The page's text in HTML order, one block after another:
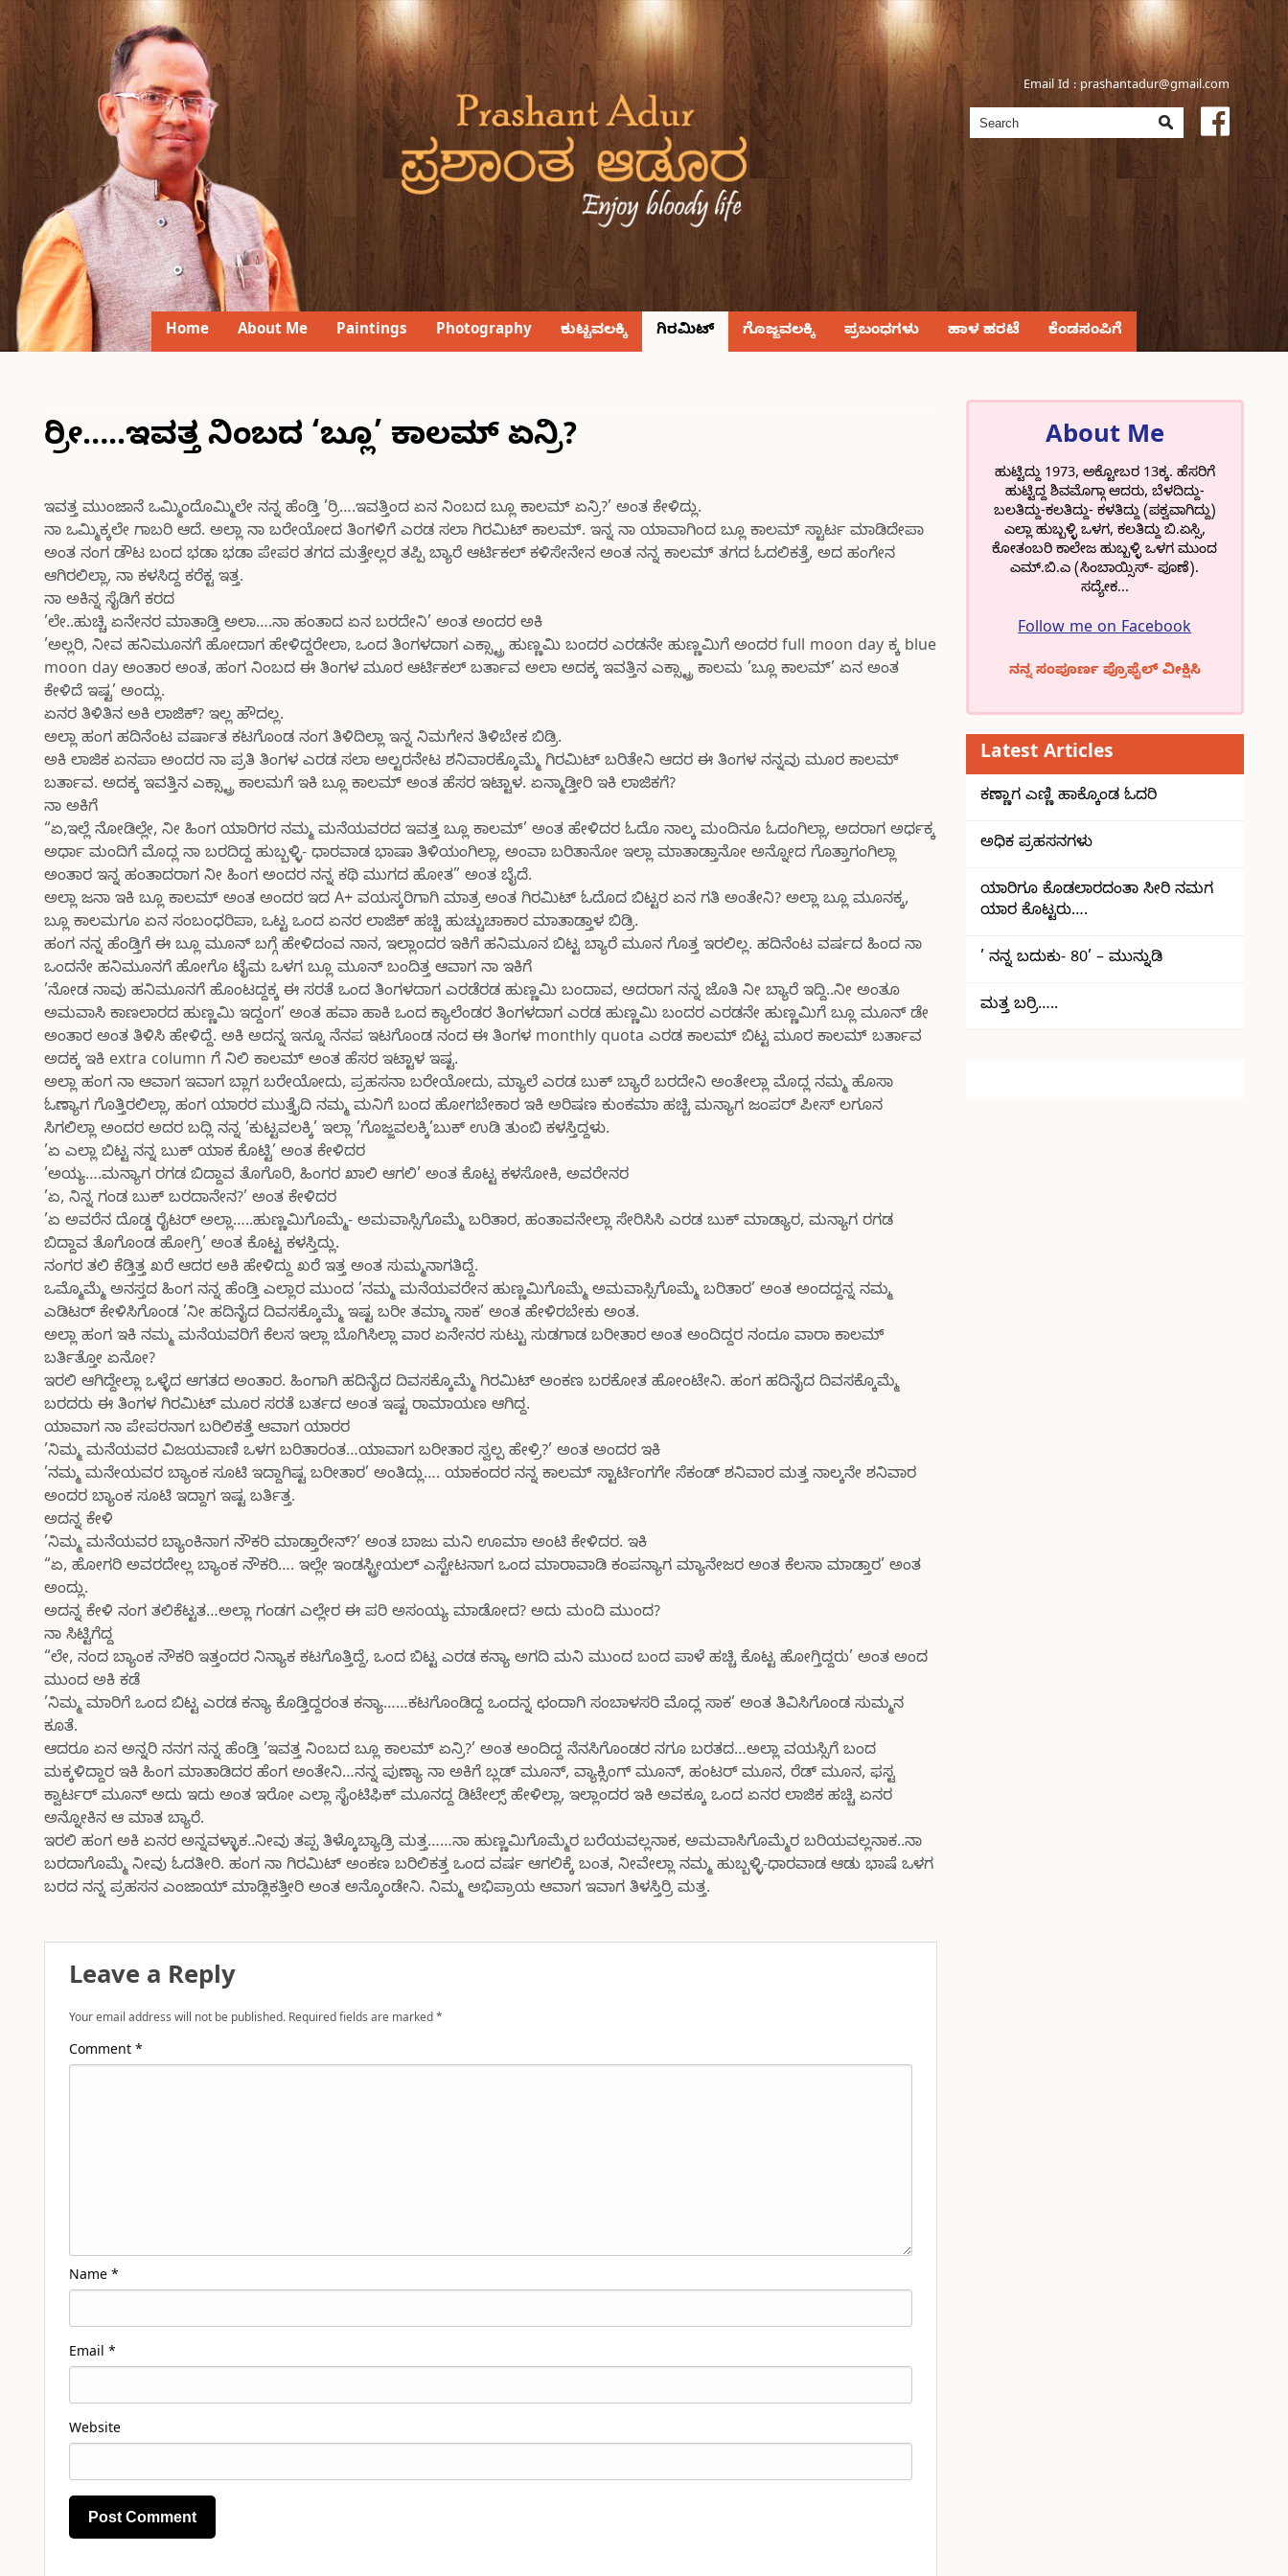
Email Id : prashantadur@gmail.com
Home About Me Paintings Photography ಕುಟ್ಟವಲಕ್ಕಿ ಗಿರಮಿಟ್ ಗೊಜ್ಜವಲಕ್ಕಿ ಪ್ರಬಂಧಗಳು ಹಾಳ ಹರಟೆ ಕೆಂಡಸಂಪಿಗೆ
ರ್ರೀ…..ಇವತ್ತ ನಿಂಬದ ‘ಬ್ಲೂ’ ಕಾಲಮ್ ಏನ್ರಿ?
ಇವತ್ತ ಮುಂಜಾನೆ ಒಮ್ಮಿಂದೊಮ್ಮಿಲೇ ನನ್ನ ಹೆಂಡ್ತಿ ’ರ್ರಿ….ಇವತ್ತಿಂದ ಏನ ನಿಂಬದ ಬ್ಲೂ ಕಾಲಮ್ ಏನ್ರಿ?’ ಅಂತ ಕೇಳಿದ್ಲು.
ನಾ ಒಮ್ಮಿಕ್ಕಲೇ ಗಾಬರಿ ಆದೆ. ಅಲ್ಲಾ ನಾ ಬರೇಯೋದ ತಿಂಗಳಿಗೆ ಎರಡ ಸಲಾ ಗಿರಮಿಟ್ ಕಾಲಮ್. ಇನ್ನ ನಾ ಯಾವಾಗಿಂದ ಬ್ಲೂ ಕಾಲಮ್ ಸ್ಟಾರ್ಟ ಮಾಡಿದೇಪಾ
ಅಂತ ನಂಗ ಡೌಟ ಬಂದ ಭಡಾ ಭಡಾ ಪೇಪರ ತಗದ ಮತ್ತೇಲ್ಲರ ತಪ್ಪಿ ಬ್ಯಾರೆ ಆರ್ಟಿಕಲ್ ಕಳಿಸೇನೇನ ಅಂತ ನನ್ನ ಕಾಲಮ್ ತಗದ ಓದಲಿಕತ್ತೆ, ಅದ ಹಂಗೇನ
ಆಗಿರಲಿಲ್ಲಾ, ನಾ ಕಳಸಿದ್ದ ಕರೆಕ್ಟ ಇತ್ತ.
ನಾ ಅಕಿನ್ನ ಸೈಡಿಗೆ ಕರದ
’ಲೇ..ಹುಚ್ಚಿ ಏನೇನರ ಮಾತಾಡ್ತಿ ಅಲಾ….ನಾ ಹಂತಾದ ಏನ ಬರದೇನಿ’ ಅಂತ ಅಂದರ ಅಕಿ
’ಅಲ್ಲರಿ, ನೀವ ಹನಿಮೂನಗೆ ಹೋದಾಗ ಹೇಳಿದ್ದರೇಲಾ, ಒಂದ ತಿಂಗಳದಾಗ ಎಕ್ಸ್ಟ್ರಾ ಹುಣ್ಣಮಿ ಬಂದರ ಎರಡನೇ ಹುಣ್ಣಮಿಗೆ ಅಂದರ full moon day ಕ್ಕ blue
moon day ಅಂತಾರ ಅಂತ, ಹಂಗ ನಿಂಬದ ಈ ತಿಂಗಳ ಮೂರ ಆರ್ಟಿಕಲ್ ಬರ್ತಾವ ಅಲಾ ಅದಕ್ಕ ಇವತ್ತಿನ ಎಕ್ಸ್ಟ್ರಾ ಕಾಲಮ ’ಬ್ಲೂ ಕಾಲಮ್’ ಏನ ಅಂತ
ಕೇಳಿದೆ ಇಷ್ಟ’ ಅಂದ್ಲು.
ಏನರ ತಿಳಿತಿನ ಅಕಿ ಲಾಜಿಕ್? ಇಲ್ಲ ಹೌದಲ್ಲ.
ಅಲ್ಲಾ ಹಂಗ ಹದಿನೆಂಟ ವರ್ಷಾತ ಕಟಗೊಂಡ ನಂಗ ತಿಳಿದಿಲ್ಲಾ ಇನ್ನ ನಿಮಗೇನ ತಿಳಿಬೇಕ ಬಿಡ್ರಿ.
ಅಕಿ ಲಾಜಿಕ ಏನಪಾ ಅಂದರ ನಾ ಪ್ರತಿ ತಿಂಗಳ ಎರಡ ಸಲಾ ಅಲ್ಟರನೇಟ ಶನಿವಾರಕ್ಕೊಮ್ಮೆ ಗಿರಮಿಟ್ ಬರಿತೇನಿ ಆದರ ಈ ತಿಂಗಳ ನನ್ನವು ಮೂರ ಕಾಲಮ್
ಬರ್ತಾವ. ಅದಕ್ಕ ಇವತ್ತಿನ ಎಕ್ಸ್ಟ್ರಾ ಕಾಲಮಗೆ ಇಕಿ ಬ್ಲೂ ಕಾಲಮ್ ಅಂತ ಹೆಸರ ಇಟ್ಟಾಳ. ಏನ್ಮಾಡ್ತೀರಿ ಇಕಿ ಲಾಜಿಕಗೆ?
ನಾ ಅಕಿಗೆ
“ಏ,ಇಲ್ಲೆ ನೋಡಿಲ್ಲೇ, ನೀ ಹಿಂಗ ಯಾರಿಗರ ನಮ್ಮ ಮನೆಯವರದ ಇವತ್ತ ಬ್ಲೂ ಕಾಲಮ್’ ಅಂತ ಹೇಳಿದರ ಓದೊ ನಾಲ್ಕ ಮಂದಿನೂ ಓದಂಗಿಲ್ಲಾ, ಅದರಾಗ ಅರ್ಧಕ್ಕ
ಅರ್ಧಾ ಮಂದಿಗೆ ಮೊದ್ಲ ನಾ ಬರದಿದ್ದ ಹುಬ್ಬಳ್ಳಿ- ಧಾರವಾಡ ಭಾಷಾ ತಿಳಿಯಂಗಿಲ್ಲಾ, ಅಂವಾ ಬರಿತಾನೋ ಇಲ್ಲಾ ಮಾತಾಡ್ತಾನೋ ಅನ್ನೋದ ಗೊತ್ತಾಗಂಗಿಲ್ಲಾ
ಅಂತಾರ ಇನ್ನ ಹಂತಾದರಾಗ ನೀ ಹಿಂಗ ಅಂದರ ನನ್ನ ಕಥಿ ಮುಗದ ಹೋತ” ಅಂತ ಬೈದೆ.
ಅಲ್ಲಾ ಜನಾ ಇಕಿ ಬ್ಲೂ ಕಾಲಮ್ ಅಂತ ಅಂದರ ಇದ A+ ವಯಸ್ಕರಿಗಾಗಿ ಮಾತ್ರ ಅಂತ ಗಿರಮಿಟ್ ಓದೊದ ಬಿಟ್ಟರ ಏನ ಗತಿ ಅಂತೇನಿ? ಅಲ್ಲಾ ಬ್ಲೂ ಮೂನಕ್ಕ,
ಬ್ಲೂ ಕಾಲಮಗೂ ಏನ ಸಂಬಂಧರಿಪಾ, ಒಟ್ಟ ಒಂದ ಏನರ ಲಾಜಿಕ್ ಹಚ್ಚಿ ಹುಚ್ಚುಚಾಕಾರ ಮಾತಾಡ್ತಾಳ ಬಿಡ್ರಿ.
ಹಂಗ ನನ್ನ ಹೆಂಡ್ತಿಗೆ ಈ ಬ್ಲೂ ಮೂನ್ ಬಗ್ಗೆ ಹೇಳಿದಂವ ನಾನ, ಇಲ್ಲಾಂದರ ಇಕಿಗೆ ಹನಿಮೂನ ಬಿಟ್ಟ ಬ್ಯಾರೆ ಮೂನ ಗೊತ್ತ ಇರಲಿಲ್ಲ. ಹದಿನೆಂಟ ವರ್ಷದ ಹಿಂದ ನಾ
ಒಂದನೇ ಹನಿಮೂನಗೆ ಹೋಗೊ ಟೈಮ ಒಳಗ ಬ್ಲೂ ಮೂನ್ ಬಂದಿತ್ತ ಆವಾಗ ನಾ ಇಕಿಗೆ
’ನೋಡ ನಾವು ಹನಿಮೂನಗೆ ಹೊಂಟದ್ದಕ್ಕ ಈ ಸರತೆ ಒಂದ ತಿಂಗಳದಾಗ ಎರಡೆರಡ ಹುಣ್ಣಮಿ ಬಂದಾವ, ಅದರಾಗ ನನ್ನ ಜೊತಿ ನೀ ಬ್ಯಾರೆ ಇದ್ದಿ..ನೀ ಅಂತೂ
ಅಮವಾಸಿ ಕಾಣಲಾರದ ಹುಣ್ಣಮಿ ಇದ್ದಂಗ’ ಅಂತ ಹವಾ ಹಾಕಿ ಒಂದ ಕ್ಯಾಲೆಂಡರ ತಿಂಗಳದಾಗ ಎರಡ ಹುಣ್ಣಮಿ ಬಂದರ ಎರಡನೇ ಹುಣ್ಣಮಿಗೆ ಬ್ಲೂ ಮೂನ್ ಡೇ
ಅಂತಾರ ಅಂತ ತಿಳಿಸಿ ಹೇಳಿದ್ದೆ. ಅಕಿ ಅದನ್ನ ಇನ್ನೂ ನೆನಪ ಇಟಗೊಂಡ ನಂದ ಈ ತಿಂಗಳ monthly quota ಎರಡ ಕಾಲಮ್ ಬಿಟ್ಟ ಮೂರ ಕಾಲಮ್ ಬರ್ತಾವ
ಅದಕ್ಕ ಇಕಿ extra column ಗೆ ನಿಲಿ ಕಾಲಮ್ ಅಂತ ಹೆಸರ ಇಟ್ಟಾಳ ಇಷ್ಟ.
ಅಲ್ಲಾ ಹಂಗ ನಾ ಆವಾಗ ಇವಾಗ ಬ್ಲಾಗ ಬರೇಯೋದು, ಪ್ರಹಸನಾ ಬರೇಯೋದು, ಮ್ಯಾಲೆ ಎರಡ ಬುಕ್ ಬ್ಯಾರೆ ಬರದೇನಿ ಅಂತೇಲ್ಲಾ ಮೊದ್ಲ ನಮ್ಮ ಹೊಸಾ
ಓಣ್ಯಾಗ ಗೊತ್ತಿರಲಿಲ್ಲಾ, ಹಂಗ ಯಾರರ ಮುತ್ತೈದಿ ನಮ್ಮ ಮನಿಗೆ ಬಂದ ಹೋಗಬೇಕಾರ ಇಕಿ ಅರಿಷಣ ಕುಂಕಮಾ ಹಚ್ಚಿ ಮನ್ಯಾಗ ಜಂಪರ್ ಪೀಸ್ ಲಗೂನ
ಸಿಗಲಿಲ್ಲಾ ಅಂದರ ಅದರ ಬದ್ಲಿ ನನ್ನ ’ಕುಟ್ಟವಲಕ್ಕಿ’ ಇಲ್ಲಾ ’ಗೊಜ್ಜವಲಕ್ಕಿ’ಬುಕ್ ಉಡಿ ತುಂಬಿ ಕಳಸ್ತಿದ್ದಳು.
’ಏ ಎಲ್ಲಾ ಬಿಟ್ಟ ನನ್ನ ಬುಕ್ ಯಾಕ ಕೊಟ್ಟಿ’ ಅಂತ ಕೇಳಿದರ
’ಅಯ್ಯ….ಮನ್ಯಾಗ ರಗಡ ಬಿದ್ದಾವ ತೊಗೊರಿ, ಹಿಂಗರ ಖಾಲಿ ಆಗಲಿ’ ಅಂತ ಕೊಟ್ಟ ಕಳಸೋಕಿ, ಅವರೇನರ
’ಏ, ನಿನ್ನ ಗಂಡ ಬುಕ್ ಬರದಾನೇನ?’ ಅಂತ ಕೇಳಿದರ
’ಏ ಅವರೆನ ದೊಡ್ಡ ರೈಟರ್ ಅಲ್ಲಾ…..ಹುಣ್ಣಮಿಗೊಮ್ಮೆ- ಅಮವಾಸ್ಸಿಗೊಮ್ಮೆ ಬರಿತಾರ, ಹಂತಾವನೇಲ್ಲಾ ಸೇರಿಸಿಸಿ ಎರಡ ಬುಕ್ ಮಾಡ್ಯಾರ, ಮನ್ಯಾಗ ರಗಡ
ಬಿದ್ದಾವ ತೊಗೊಂಡ ಹೋಗ್ರಿ’ ಅಂತ ಕೊಟ್ಟ ಕಳಸ್ತಿದ್ಲು.
ನಂಗರ ತಲಿ ಕೆಡ್ತಿತ್ತ ಖರೆ ಆದರ ಅಕಿ ಹೇಳಿದ್ದು ಖರೆ ಇತ್ತ ಅಂತ ಸುಮ್ಮನಾಗತಿದ್ದೆ.
ಒಮ್ಮೊಮ್ಮೆ ಅನಸ್ತದ ಹಿಂಗ ನನ್ನ ಹೆಂಡ್ತಿ ಎಲ್ಲಾರ ಮುಂದ ’ನಮ್ಮ ಮನೆಯವರೇನ ಹುಣ್ಣಮಿಗೊಮ್ಮೆ ಅಮವಾಸ್ಸಿಗೊಮ್ಮೆ ಬರಿತಾರ’ ಅಂತ ಅಂದದ್ದನ್ನ ನಮ್ಮ
ಎಡಿಟರ್ ಕೇಳಿಸಿಗೊಂಡ ’ನೀ ಹದಿನೈದ ದಿವಸಕ್ಕೊಮ್ಮೆ ಇಷ್ಟ ಬರೀ ತಮ್ಮಾ ಸಾಕ’ ಅಂತ ಹೇಳಿರಬೇಕು ಅಂತ.
ಅಲ್ಲಾ ಹಂಗ ಇಕಿ ನಮ್ಮ ಮನೆಯವರಿಗೆ ಕೆಲಸ ಇಲ್ಲಾ ಬೊಗಿಸಿಲ್ಲಾ ವಾರ ಏನೇನರ ಸುಟ್ಟು ಸುಡಗಾಡ ಬರೀತಾರ ಅಂತ ಅಂದಿದ್ದರ ನಂದೂ ವಾರಾ ಕಾಲಮ್
ಬರ್ತಿತ್ತೋ ಏನೋ?
ಇರಲಿ ಆಗಿದ್ದೇಲ್ಲಾ ಒಳ್ಳೆದ ಆಗತದ ಅಂತಾರ. ಹಿಂಗಾಗಿ ಹದಿನೈದ ದಿವಸಕ್ಕೊಮ್ಮೆ ಗಿರಮಿಟ್ ಅಂಕಣ ಬರಕೋತ ಹೋಂಟೇನಿ. ಹಂಗ ಹದಿನೈದ ದಿವಸಕ್ಕೊಮ್ಮೆ
ಬರದರು ಈ ತಿಂಗಳ ಗಿರಮಿಟ್ ಮೂರ ಸರತೆ ಬರ್ತದ ಅಂತ ಇಷ್ಟ ರಾಮಾಯಣ ಆಗಿದ್ದ.
ಯಾವಾಗ ನಾ ಪೇಪರನಾಗ ಬರಿಲಿಕತ್ತೆ ಆವಾಗ ಯಾರರ
’ನಿಮ್ಮ ಮನೆಯವರ ವಿಜಯವಾಣಿ ಒಳಗ ಬರಿತಾರಂತ…ಯಾವಾಗ ಬರೀತಾರ ಸ್ವಲ್ಪ ಹೇಳ್ರಿ?’ ಅಂತ ಅಂದರ ಇಕಿ
’ನಮ್ಮ ಮನೇಯವರ ಬ್ಯಾಂಕ ಸೂಟಿ ಇದ್ದಾಗಿಷ್ಟ ಬರೀತಾರ’ ಅಂತಿದ್ಲು…. ಯಾಕಂದರ ನನ್ನ ಕಾಲಮ್ ಸ್ಟಾರ್ಟಿಂಗಗೇ ಸೆಕಂಡ್ ಶನಿವಾರ ಮತ್ತ ನಾಲ್ಕನೇ ಶನಿವಾರ
ಅಂದರ ಬ್ಯಾಂಕ ಸೂಟಿ ಇದ್ದಾಗ ಇಷ್ಟ ಬರ್ತಿತ್ತ.
ಅದನ್ನ ಕೇಳಿ
’ನಿಮ್ಮ ಮನೆಯವರ ಬ್ಯಾಂಕಿನಾಗ ನೌಕರಿ ಮಾಡ್ತಾರೇನ್?’ ಅಂತ ಬಾಜು ಮನಿ ಊಮಾ ಅಂಟಿ ಕೇಳಿದರ. ಇಕಿ
“ಏ, ಹೋಗರಿ ಅವರದೇಲ್ಲ ಬ್ಯಾಂಕ ನೌಕರಿ…. ಇಲ್ಲೇ ಇಂಡಸ್ಟ್ರೀಯಲ್ ಎಸ್ಟೇಟನಾಗ ಒಂದ ಮಾರಾವಾಡಿ ಕಂಪನ್ಯಾಗ ಮ್ಯಾನೇಜರ ಅಂತ ಕೆಲಸಾ ಮಾಡ್ತಾರ’ ಅಂತ
ಅಂದ್ಲು.
ಅದನ್ನ ಕೇಳಿ ನಂಗ ತಲಿಕೆಟ್ಟತ…ಅಲ್ಲಾ ಗಂಡಗ ಎಲ್ಲೇರ ಈ ಪರಿ ಅಸಂಯ್ಯ ಮಾಡೋದ? ಅದು ಮಂದಿ ಮುಂದ?
ನಾ ಸಿಟ್ಟಿಗೆದ್ದ
“ಲೇ, ನಂದ ಬ್ಯಾಂಕ ನೌಕರಿ ಇತ್ತಂದರ ನಿನ್ಯಾಕ ಕಟಗೊತ್ತಿದ್ದೆ, ಒಂದ ಬಿಟ್ಟ ಎರಡ ಕನ್ಯಾ ಅಗದಿ ಮನಿ ಮುಂದ ಬಂದ ಪಾಳೆ ಹಚ್ಚಿ ಕೊಟ್ಟ ಹೋಗ್ತಿದ್ದರು’ ಅಂತ ಅಂದ
ಮುಂದ ಅಕಿ ಕಡೆ
’ನಿಮ್ಮ ಮಾರಿಗೆ ಒಂದ ಬಿಟ್ಟ ಎರಡ ಕನ್ಯಾ ಕೊಡ್ತಿದ್ದರಂತ ಕನ್ಯಾ……ಕಟಗೊಂಡಿದ್ದ ಒಂದನ್ನ ಛಂದಾಗಿ ಸಂಬಾಳಸರಿ ಮೊದ್ಲ ಸಾಕ’ ಅಂತ ತಿವಿಸಿಗೊಂಡ ಸುಮ್ಮನ
ಕೂತೆ.
ಆದರೂ ಏನ ಅನ್ನರಿ ನನಗ ನನ್ನ ಹೆಂಡ್ತಿ ’ಇವತ್ತ ನಿಂಬದ ಬ್ಲೂ ಕಾಲಮ್ ಏನ್ರಿ?’ ಅಂತ ಅಂದಿದ್ದ ನೆನಸಿಗೊಂಡರ ನಗೂ ಬರತದ…ಅಲ್ಲಾ ವಯಸ್ಸಿಗೆ ಬಂದ
ಮಕ್ಕಳಿದ್ದಾರ ಇಕಿ ಹಿಂಗ ಮಾತಾಡಿದರ ಹೆಂಗ ಅಂತೇನಿ…ನನ್ನ ಪುಣ್ಯಾ ನಾ ಅಕಿಗೆ ಬ್ಲಡ್ ಮೂನ್, ವ್ಯಾಕ್ಸಿಂಗ್ ಮೂನ್, ಹಂಟರ್ ಮೂನ, ರೆಡ್ ಮೂನ, ಫಸ್ಟ
ಕ್ವಾರ್ಟರ್ ಮೂನ್ ಅದು ಇದು ಅಂತ ಇರೋ ಎಲ್ಲಾ ಸೈಂಟಿಫಿಕ್ ಮೂನದ್ದ ಡಿಟೇಲ್ಸ್ ಹೇಳಿಲ್ಲಾ, ಇಲ್ಲಾಂದರ ಇಕಿ ಅವಕ್ಕೂ ಒಂದ ಏನರ ಲಾಜಿಕ ಹಚ್ಚಿ ಏನರ
ಅನ್ನೋಕಿನ ಆ ಮಾತ ಬ್ಯಾರೆ.
ಇರಲಿ ಹಂಗ ಅಕಿ ಏನರ ಅನ್ನವಳ್ಳಾಕ..ನೀವು ತಪ್ಪ ತಿಳ್ಕೊಬ್ಯಾಡ್ರಿ ಮತ್ತ……ನಾ ಹುಣ್ಣಮಿಗೊಮ್ಮೆರ ಬರೆಯವಲ್ಲನಾಕ, ಅಮವಾಸಿಗೊಮ್ಮೆರ ಬರಿಯವಲ್ಲನಾಕ..ನಾ
ಬರದಾಗೊಮ್ಮೆ ನೀವು ಓದತೀರಿ. ಹಂಗ ನಾ ಗಿರಮಿಟ್ ಅಂಕಣ ಬರಿಲಿಕತ್ತ ಒಂದ ವರ್ಷ ಆಗಲಿಕ್ಕೆ ಬಂತ, ನೀವೇಲ್ಲಾ ನಮ್ಮ ಹುಬ್ಬಳ್ಳಿ-ಧಾರವಾಡ ಆಡು ಭಾಷೆ ಒಳಗ
ಬರದ ನನ್ನ ಪ್ರಹಸನ ಎಂಜಾಯ್ ಮಾಡ್ಲಿಕತ್ತೀರಿ ಅಂತ ಅನ್ಕೊಂಡೇನಿ. ನಿಮ್ಮ ಅಭಿಪ್ರಾಯ ಆವಾಗ ಇವಾಗ ತಿಳಸ್ತಿರ್ರಿ ಮತ್ತ.
Leave a Reply
Your email address will not be published. Required fields are marked*
Comment *
Name *
Email *
Website
About Me
ಹುಟ್ಟಿದ್ದು 1973, ಅಕ್ಟೋಬರ 13ಕ್ಕ. ಹೆಸರಿಗೆ
ಹುಟ್ಟಿದ್ದ ಶಿವಮೊಗ್ಗಾ ಆದರು, ಬೆಳದಿದ್ದು-
ಬಲತಿದ್ದು-ಕಲತಿದ್ದು- ಕಳತಿದ್ದು (ಪಕ್ವವಾಗಿದ್ದು)
ಎಲ್ಲಾ ಹುಬ್ಬಳ್ಳಿ ಒಳಗ, ಕಲತಿದ್ದು ಬಿ.ಏಸ್ಸಿ,
ಕೋತಂಬರಿ ಕಾಲೇಜ ಹುಬ್ಬಳ್ಳಿ ಒಳಗ ಮುಂದ
ಎಮ್.ಬಿ.ಎ (ಸಿಂಬಾಯ್ಸಿಸ್- ಪೂಣೆ).
ಸದ್ಯೇಕ...
Follow me on Facebook
ನನ್ನ ಸಂಪೂರ್ಣ ಪ್ರೊಫೈಲ್ ವೀಕ್ಷಿಸಿ
Latest Articles
ಕಣ್ಣಾಗ ಎಣ್ಣಿ ಹಾಕ್ಕೊಂಡ ಓದರಿ
ಅಧಿಕ ಪ್ರಹಸನಗಳು
ಯಾರಿಗೂ ಕೊಡಲಾರದಂತಾ ಸೀರಿ ನಮಗ
ಯಾರ ಕೊಟ್ಟರು….
’ ನನ್ನ ಬದುಕು- 80’ – ಮುನ್ನುಡಿ
ಮತ್ತ ಬರ್ರಿ…..